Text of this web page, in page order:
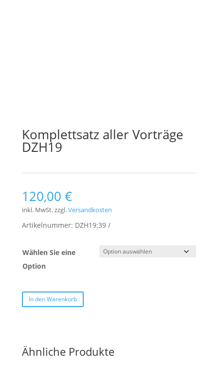
Komplettsatz aller Vorträge
DZH19
120,00 €
inkl. MwSt.zzgl.Versandkosten
Artikelnummer: DZH19:39
Wählen Sie eine
Option
In den Warenkorb
Ähnliche Produkte